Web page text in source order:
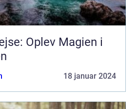
Oplev Magien i
18 januar 2024